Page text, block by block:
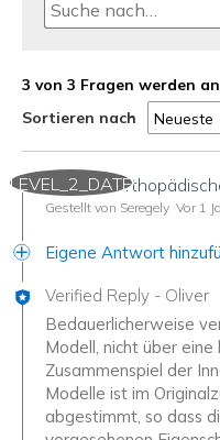
3 von 3 Fragen werden
Sortieren nach
LEVEL_2_DATE
Kann ich
Gestellt von Seregely Vor 1
Eigene Antwort
Verified Reply - Oliver
Bedauerlicherweise
Modell, nicht über
Zusammenspiel der
Modelle ist im
abgestimmt, so dass